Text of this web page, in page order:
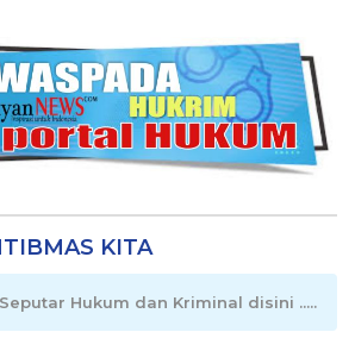
KITA
Hukum dan Kriminal disini .....